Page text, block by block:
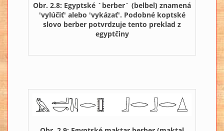
Obr. 2.8: Egyptské ´berber´ (belbel) znamená
'vylúčiť' alebo 'vykázať'. Podobné koptské
slovo berber potvrdzuje tento preklad z
egyptčiny